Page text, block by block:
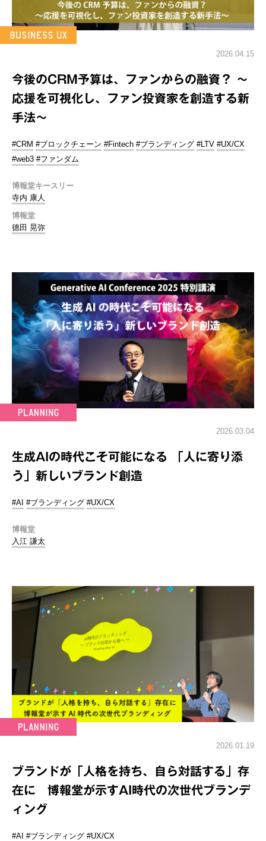
2026.04.15
今後のCRM予算は、ファンからの融資？ ～
応援を可視化し、ファン投資家を創造する新
手法～
#CRM #ブロックチェーン #Fintech #ブランディング #LTV #UX/CX
#web3 #ファンダム
博報堂キースリー
寺内 康人
博報堂
德田 晃弥
2026.03.04
生成AIの時代こそ可能になる 「人に寄り添
う」新しいブランド創造
#AI #ブランディング #UX/CX
博報堂
入江 謙太
2026.01.19
ブランドが「人格を持ち、自ら対話する」存
在に 博報堂が示すAI時代の次世代ブランデ
ィング
#AI #ブランディング #UX/CX